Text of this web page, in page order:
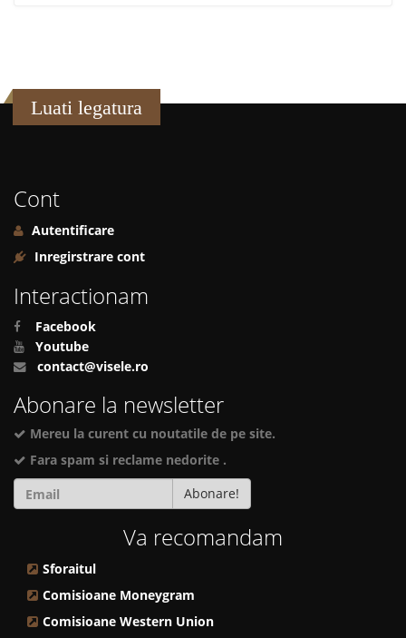
Luati legatura
Cont
Autentificare
Inregirstrare cont
Interactionam
Facebook
Youtube
contact@visele.ro
Abonare la newsletter
Mereu la curent cu noutatile de pe site.
Fara spam si reclame nedorite .
Abonare!
Va recomandam
Sforaitul
Comisioane Moneygram
Comisioane Western Union